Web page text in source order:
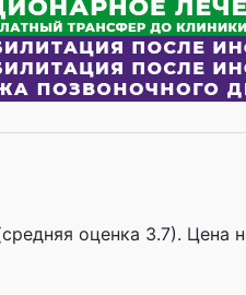
оценка 3.7). Цена